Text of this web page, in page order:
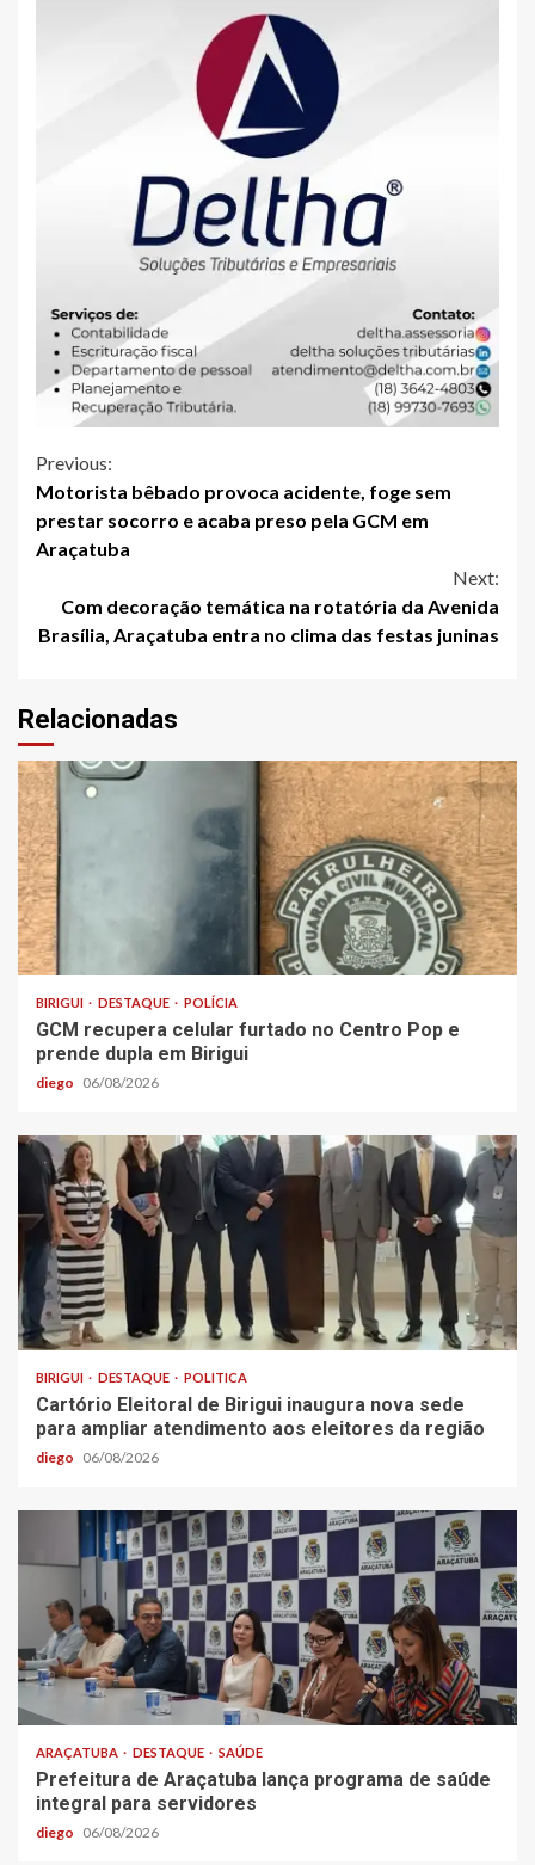
Continue
Reading
Previous:
Motorista bêbado provoca acidente, foge sem
prestar socorro e acaba preso pela GCM em
Araçatuba
Next:
Com decoração temática na rotatória da Avenida
Brasília, Araçatuba entra no clima das festas juninas
Relacionadas
BIRIGUI DESTAQUE POLÍCIA
GCM recupera celular furtado no Centro Pop e
prende dupla em Birigui
diego 06/08/2026
BIRIGUI DESTAQUE POLITICA
Cartório Eleitoral de Birigui inaugura nova sede
para ampliar atendimento aos eleitores da região
diego 06/08/2026
ARAÇATUBA DESTAQUE SAÚDE
Prefeitura de Araçatuba lança programa de saúde
integral para servidores
diego 06/08/2026